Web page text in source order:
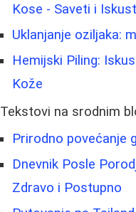
Kose - Saveti i
Uklanjanje oziljaka:
Hemijski Piling:
Kože
Tekstovi na srodnim
Prirodno povećanje
Dnevnik Posle
Zdravo i Postupno